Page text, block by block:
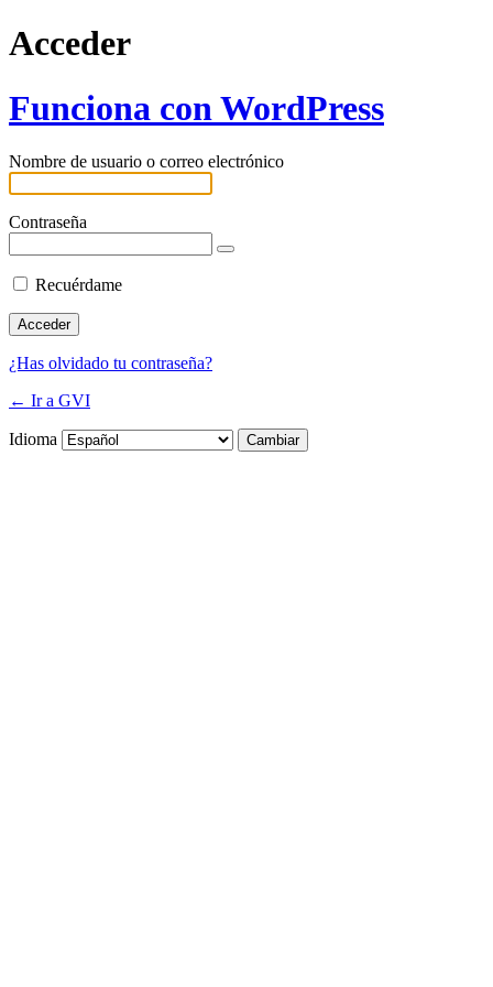
Acceder
Funciona con WordPress
Nombre de usuario o correo electrónico
Contraseña
Recuérdame
¿Has olvidado tu contraseña?
← Ir a GVI
Idioma